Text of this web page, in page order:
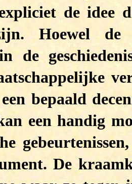
de idee
Hoewel de
de
bepaald
een handig
De